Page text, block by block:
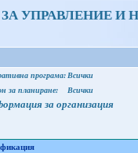
УПРАВЛЕНИЕ И
програма: Всички
за планиране:
Всички
за организация